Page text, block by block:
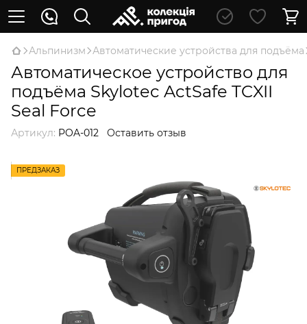
Альпинизм Автоматические устройства для подъёма
Автоматическое устройство для
подъёма Skylotec ActSafe TCXII
Seal Force
Артикул: POA-012 Оставить отзыв
ПРЕДЗАКАЗ